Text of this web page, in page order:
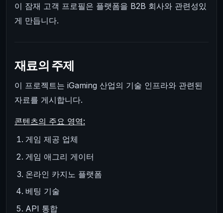
이 잠재 고객 프로필은 플랫폼을 B2B 회사와 관련성있
게 만듭니다.
재료의 주제
이 프로젝트는 iGaming 산업의 기술 인프라와 관련된
자료를 게시합니다.
콘텐츠의 주요 영역:
게임 제공 업체
게임 애그리 게이터
온라인 카지노 플랫폼
베팅 기술
API 통합